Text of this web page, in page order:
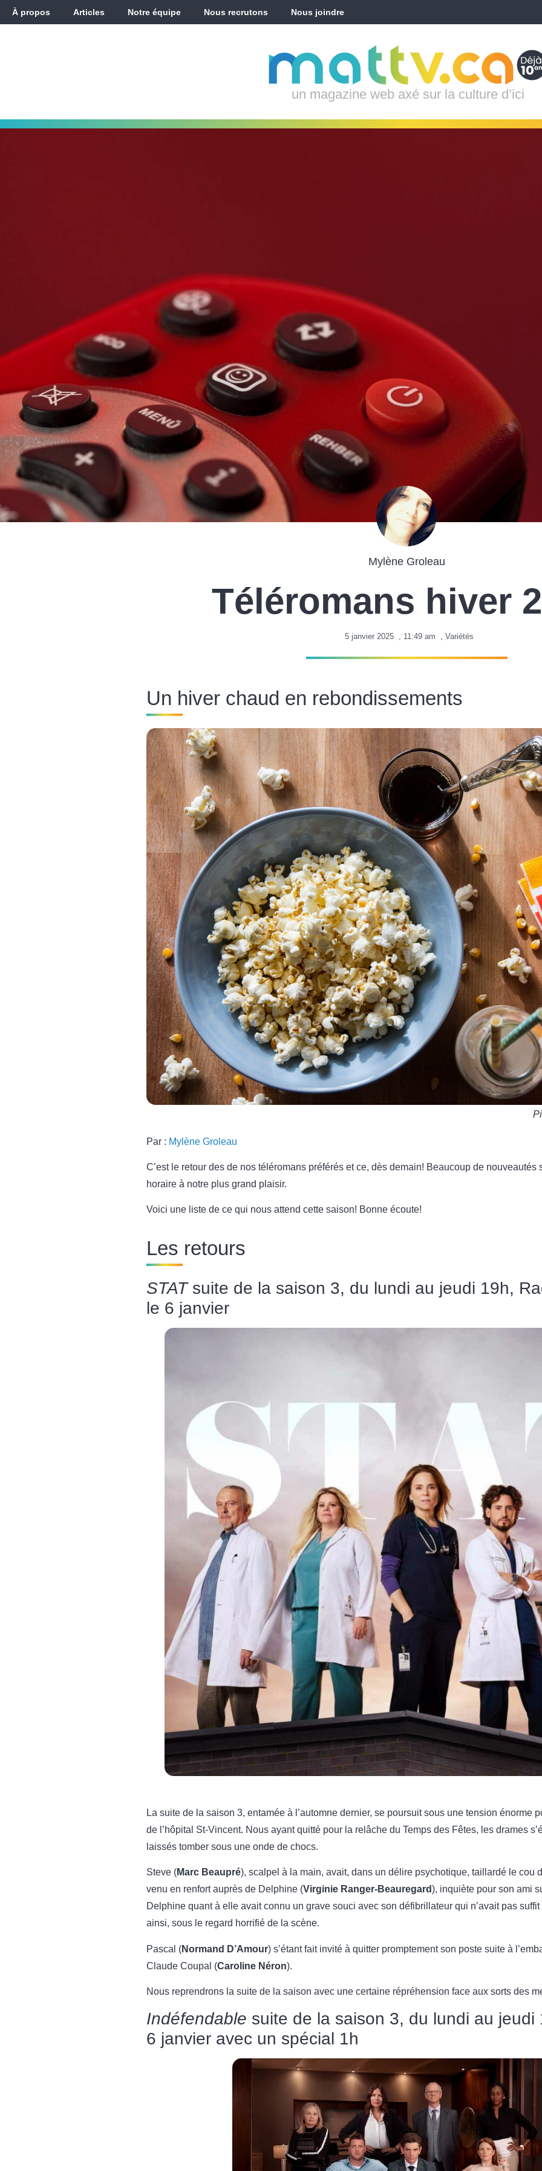
À propos Articles Notre équipe Nous recrutons Nous joindre
un magazine web axé sur la culture d’ici
Mylène Groleau
Téléromans hiver
5 janvier 2025 , 11:49 am , Variétés
Un hiver chaud en rebondissements
Par : Mylène Groleau
C’est le retour des de nos téléromans préférés et ce, dès demain! Beaucoup de nouveautés
horaire à notre plus grand plaisir.
Voici une liste de ce qui nous attend cette saison! Bonne écoute!
Les retours
STATsuite de la saison 3, du lundi au jeudi 19h,
le 6 janvier
La suite de la saison 3, entamée à l’automne dernier, se poursuit sous une tension énorme
de l’hôpital St-Vincent. Nous ayant quitté pour la relâche du Temps des Fêtes, les drames
laissés tomber sous une onde de chocs.
Steve (Marc Beaupré), scalpel à la main, avait, dans un délire psychotique, taillardé le cou
venu en renfort auprès de Delphine (Virginie Ranger-Beauregard), inquiète pour son ami
Delphine quant à elle avait connu un grave souci avec son défibrillateur qui n’avait pas
ainsi, sous le regard horrifié de la scène.
Pascal (Normand D’Amour) s’étant fait invité à quitter promptement son poste suite à
Claude Coupal (Caroline Néron).
Nous reprendrons la suite de la saison avec une certaine répréhension face aux sorts des
Indéfendable suite de la saison 3, du lundi au jeudi
6 janvier avec un spécial 1h